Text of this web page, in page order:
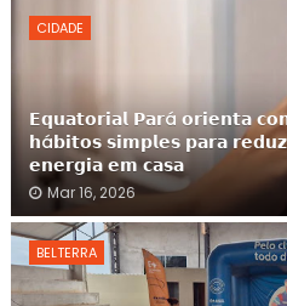
CIDADE
𝗘𝗾𝘂𝗮𝘁𝗼𝗿𝗶𝗮𝗹 𝗣𝗮𝗿á 𝗼𝗿𝗶𝗲𝗻𝘁𝗮
𝗵á𝗯𝗶𝘁𝗼𝘀 𝘀𝗶𝗺𝗽𝗹𝗲𝘀 𝗽𝗮𝗿𝗮
𝗲𝗻𝗲𝗿𝗴𝗶𝗮 𝗲𝗺 𝗰𝗮𝘀𝗮
Mar 16, 2026
BELTERRA